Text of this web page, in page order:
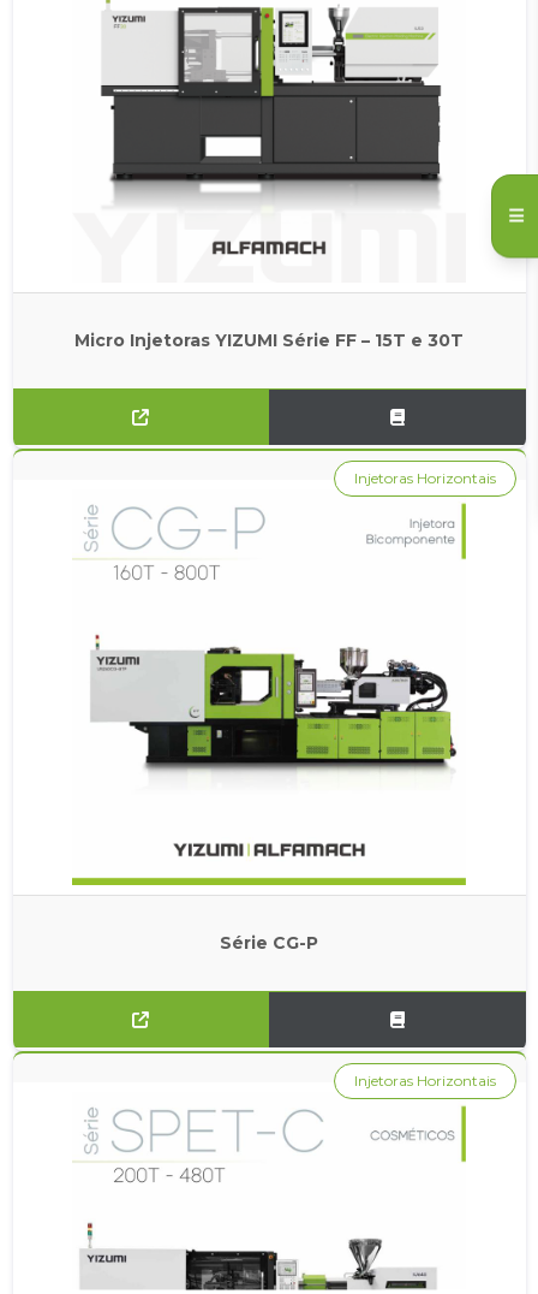
Micro Injetoras YIZUMI Série FF – 15T e 30T
Série CG-P
Injetoras Horizontais
Injetoras Horizontais